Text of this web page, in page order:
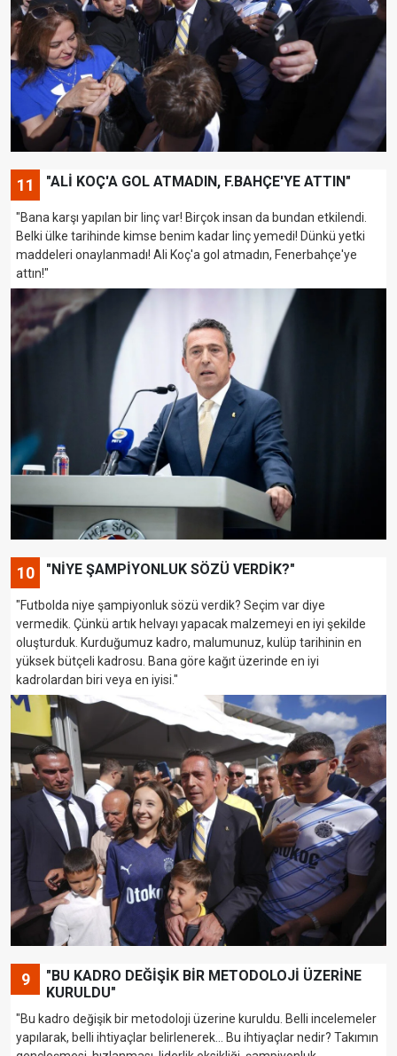
11 "ALİ KOÇ'A GOL ATMADIN, F.BAHÇE'YE ATTIN"
"Bana karşı yapılan bir linç var! Birçok insan da bundan etkilendi.
Belki ülke tarihinde kimse benim kadar linç yemedi! Dünkü yetki
maddeleri onaylanmadı! Ali Koç'a gol atmadın, Fenerbahçe'ye
attın!"
10 "NİYE ŞAMPİYONLUK SÖZÜ VERDİK?"
"Futbolda niye şampiyonluk sözü verdik? Seçim var diye
vermedik. Çünkü artık helvayı yapacak malzemeyi en iyi şekilde
oluşturduk. Kurduğumuz kadro, malumunuz, kulüp tarihinin en
yüksek bütçeli kadrosu. Bana göre kağıt üzerinde en iyi
kadrolardan biri veya en iyisi."
9
"BU KADRO DEĞİŞİK BİR METODOLOJİ ÜZERİNE
KURULDU"
"Bu kadro değişik bir metodoloji üzerine kuruldu. Belli incelemeler
yapılarak, belli ihtiyaçlar belirlenerek... Bu ihtiyaçlar nedir? Takımın